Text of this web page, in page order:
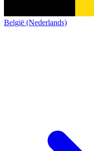
België (Nederlands)